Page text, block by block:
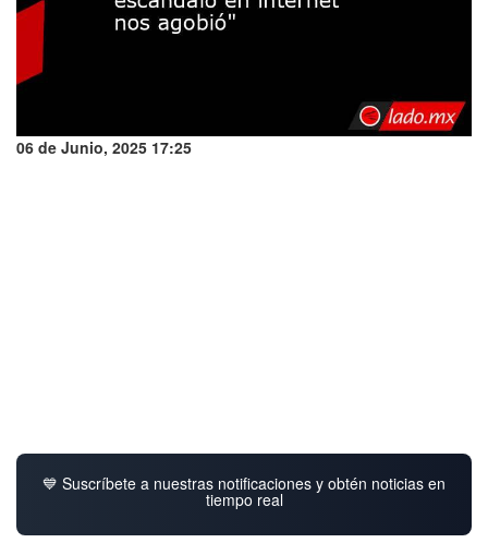
06 de Junio, 2025 17:25
💙 Suscríbete a nuestras notificaciones y obtén noticias en
tiempo real